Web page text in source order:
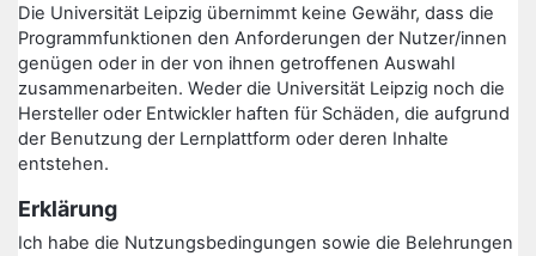
Die Universität Leipzig übernimmt keine Gewähr, dass die
Programmfunktionen den Anforderungen der Nutzer/innen
genügen oder in der von ihnen getroffenen Auswahl
zusammenarbeiten. Weder die Universität Leipzig noch die
Hersteller oder Entwickler haften für Schäden, die aufgrund
der Benutzung der Lernplattform oder deren Inhalte
entstehen.
Erklärung
Ich habe die Nutzungsbedingungen sowie die Belehrungen